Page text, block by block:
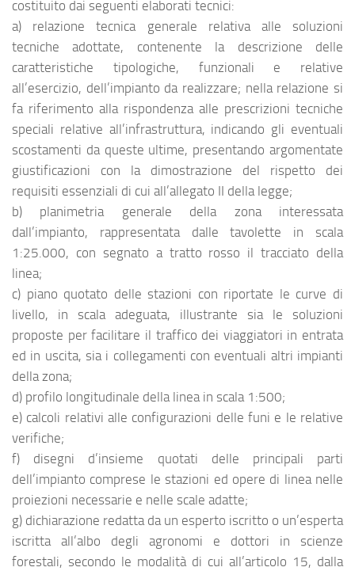
costituito dai seguenti elaborati tecnici:
a) relazione tecnica generale relativa alle soluzioni
tecniche adottate, contenente la descrizione delle
caratteristiche tipologiche, funzionali e relative
all’esercizio, dell’impianto da realizzare; nella relazione si
fa riferimento alla rispondenza alle prescrizioni tecniche
speciali relative all’infrastruttura, indicando gli eventuali
scostamenti da queste ultime, presentando argomentate
giustificazioni con la dimostrazione del rispetto dei
requisiti essenziali di cui all’allegato II della legge;
b) planimetria generale della zona interessata
dall’impianto, rappresentata dalle tavolette in scala
1:25.000, con segnato a tratto rosso il tracciato della
linea;
c) piano quotato delle stazioni con riportate le curve di
livello, in scala adeguata, illustrante sia le soluzioni
proposte per facilitare il traffico dei viaggiatori in entrata
ed in uscita, sia i collegamenti con eventuali altri impianti
della zona;
d) profilo longitudinale della linea in scala 1:500;
e) calcoli relativi alle configurazioni delle funi e le relative
verifiche;
f) disegni d’insieme quotati delle principali parti
dell’impianto comprese le stazioni ed opere di linea nelle
proiezioni necessarie e nelle scale adatte;
g) dichiarazione redatta da un esperto iscritto o un’esperta
iscritta all’albo degli agronomi e dottori in scienze
forestali, secondo le modalità di cui all’articolo 15, dalla